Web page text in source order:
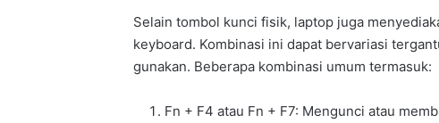
Selain tombol kunci fisik, laptop juga
keyboard. Kombinasi ini dapat bervariasi
gunakan. Beberapa kombinasi umum termasuk:
Fn + F4 atau Fn + F7: Mengunci atau